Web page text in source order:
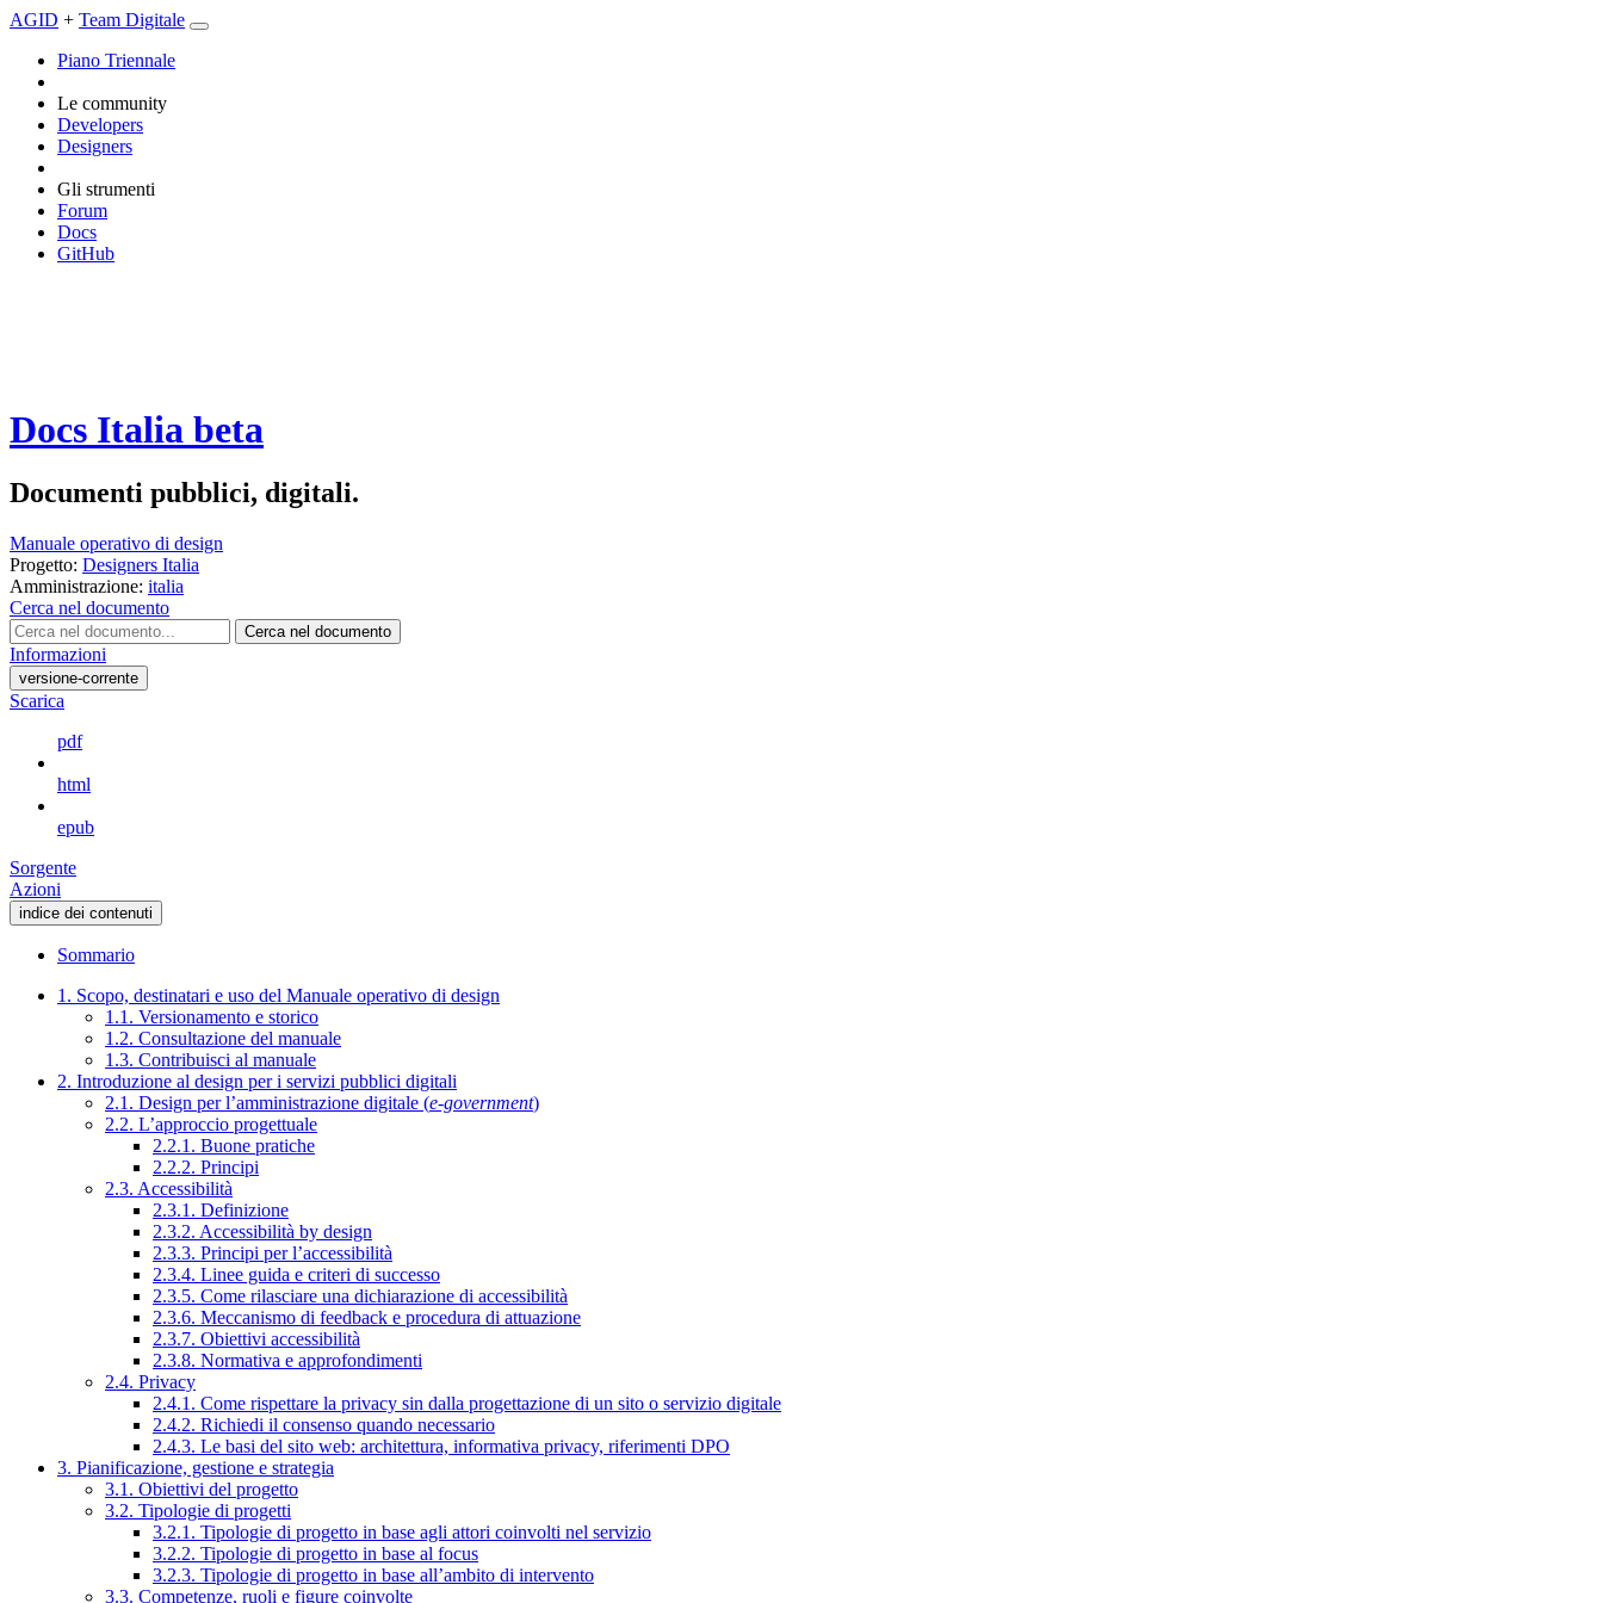
AGID + Team Digitale
Piano Triennale
Le community
Developers
Designers
Gli strumenti
Forum
Docs
GitHub
Docs Italia beta
Documenti pubblici, digitali.
Manuale operativo di design
Progetto: Designers Italia
Amministrazione: italia
Cerca nel documento
Cerca nel documento
Informazioni
versione-corrente
Scarica
pdf
html
epub
Sorgente
Azioni
indice dei contenuti
Sommario
1. Scopo, destinatari e uso del Manuale operativo di design
1.1. Versionamento e storico
1.2. Consultazione del manuale
1.3. Contribuisci al manuale
2. Introduzione al design per i servizi pubblici digitali
2.1. Design per l’amministrazione digitale (e-government)
2.2. L’approccio progettuale
2.2.1. Buone pratiche
2.2.2. Principi
2.3. Accessibilità
2.3.1. Definizione
2.3.2. Accessibilità by design
2.3.3. Principi per l’accessibilità
2.3.4. Linee guida e criteri di successo
2.3.5. Come rilasciare una dichiarazione di accessibilità
2.3.6. Meccanismo di feedback e procedura di attuazione
2.3.7. Obiettivi accessibilità
2.3.8. Normativa e approfondimenti
2.4. Privacy
2.4.1. Come rispettare la privacy sin dalla progettazione di un sito o servizio digitale
2.4.2. Richiedi il consenso quando necessario
2.4.3. Le basi del sito web: architettura, informativa privacy, riferimenti DPO
3. Pianificazione, gestione e strategia
3.1. Obiettivi del progetto
3.2. Tipologie di progetti
3.2.1. Tipologie di progetto in base agli attori coinvolti nel servizio
3.2.2. Tipologie di progetto in base al focus
3.2.3. Tipologie di progetto in base all’ambito di intervento
3.3. Competenze, ruoli e figure coinvolte